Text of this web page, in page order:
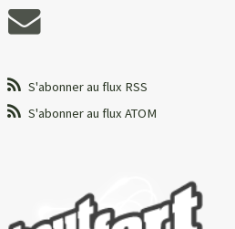
S'abonner au flux RSS
S'abonner au flux ATOM